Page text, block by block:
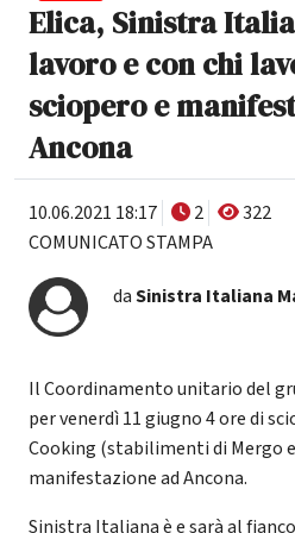
Elica, Sinistra
lavoro e con chi
sciopero e
Ancona
10.06.2021 18:17 2
322
COMUNICATO STAMPA
daSinistra Italiana
Il Coordinamento unitario del
per venerdì 11 giugno 4 ore di
Cooking (stabilimenti di Mergo
manifestazione ad Ancona.
Sinistra Italiana è e sarà al